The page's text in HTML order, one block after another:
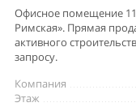
Офисное помещение
Римская». Прямая
активного
запросу.
Компания
Этаж